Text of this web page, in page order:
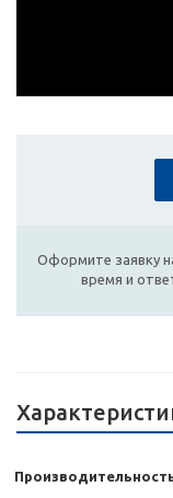
Оформите заявку
время и